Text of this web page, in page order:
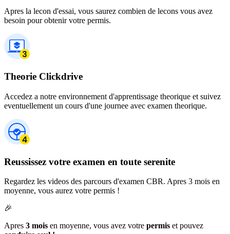
Apres la lecon d'essai, vous saurez combien de lecons vous avez
besoin pour obtenir votre permis.
Theorie Clickdrive
Accedez a notre environnement d'apprentissage theorique et suivez
eventuellement un cours d'une journee avec examen theorique.
Reussissez votre examen en toute serenite
Regardez les videos des parcours d'examen CBR. Apres 3 mois en
moyenne, vous aurez votre permis !
🎉
Apres 3 mois en moyenne, vous avez votre permis et pouvez